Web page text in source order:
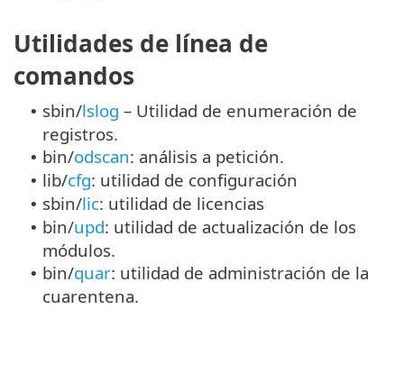
Utilidades de línea de
comandos
• sbin/lslog – Utilidad de enumeración de
registros.
• bin/odscan: análisis a petición.
• lib/cfg: utilidad de configuración
• sbin/lic: utilidad de licencias
• bin/upd: utilidad de actualización de los
módulos.
• bin/quar: utilidad de administración de la
cuarentena.